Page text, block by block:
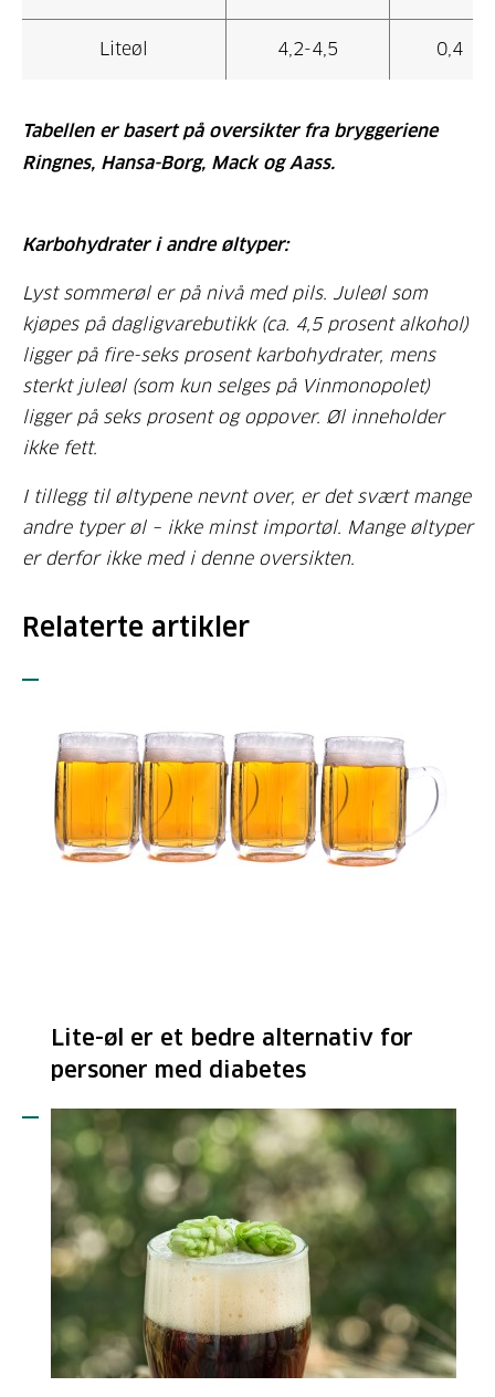
Liteøl 4,2-4,5 0,4
Tabellen er basert på oversikter fra bryggeriene
Ringnes, Hansa-Borg, Mack og Aass.
Karbohydrater i andre øltyper:
Lyst sommerøl er på nivå med pils. Juleøl som
kjøpes på dagligvarebutikk (ca. 4,5 prosent alkohol)
ligger på fire-seks prosent karbohydrater, mens
sterkt juleøl (som kun selges på Vinmonopolet)
ligger på seks prosent og oppover. Øl inneholder
ikke fett.
I tillegg til øltypene nevnt over, er det svært mange
andre typer øl – ikke minst importøl. Mange øltyper
er derfor ikke med i denne oversikten.
Relaterte artikler
Lite-øl er et bedre alternativ for
personer med diabetes